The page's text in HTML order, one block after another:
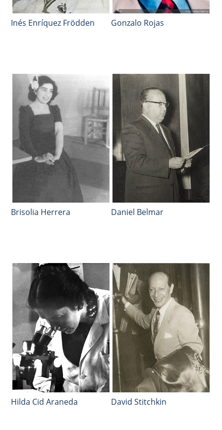
Inés Enríquez Frödden Gonzalo Rojas
Brisolia Herrera Daniel Belmar
Hilda Cid Araneda David Stitchkin